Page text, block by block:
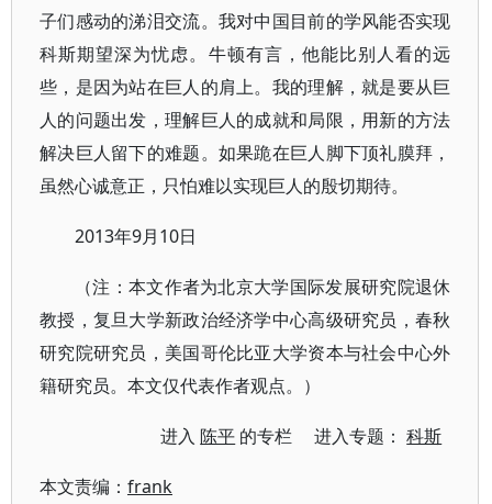
子们感动的涕泪交流。我对中国目前的学风能否实现
科斯期望深为忧虑。牛顿有言，他能比别人看的远
些，是因为站在巨人的肩上。我的理解，就是要从巨
人的问题出发，理解巨人的成就和局限，用新的方法
解决巨人留下的难题。如果跪在巨人脚下顶礼膜拜，
虽然心诚意正，只怕难以实现巨人的殷切期待。
2013年9月10日
（注：本文作者为北京大学国际发展研究院退休
教授，复旦大学新政治经济学中心高级研究员，春秋
研究院研究员，美国哥伦比亚大学资本与社会中心外
籍研究员。本文仅代表作者观点。）
进入陈平 的专栏 进入专题：科斯
本文责编： frank